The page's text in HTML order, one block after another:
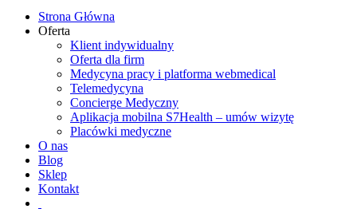
Strona Główna
Oferta
Klient indywidualny
Oferta dla firm
Medycyna pracy i platforma webmedical
Telemedycyna
Concierge Medyczny
Aplikacja mobilna S7Health – umów wizytę
Placówki medyczne
O nas
Blog
Sklep
Kontakt